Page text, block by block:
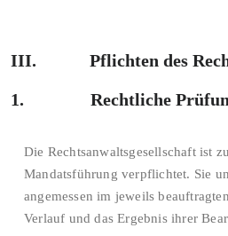
III. Pflichten des
1. Rechtliche
Die Rechtsanwaltsgesellschaft ist
Mandatsführung verpflichtet. Sie
angemessen im jeweils
Verlauf und das Ergebnis ihrer